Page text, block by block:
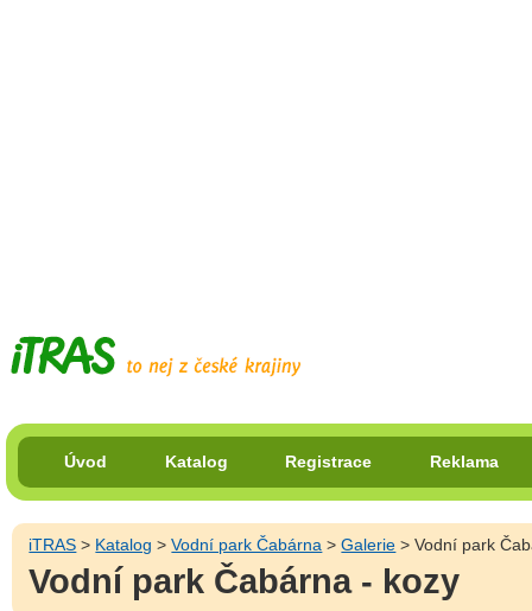
Úvod Katalog Registrace Reklama
iTRAS > Katalog >Vodní park Čabárna >Galerie > Vodní park
Vodní park Čabárna - kozy